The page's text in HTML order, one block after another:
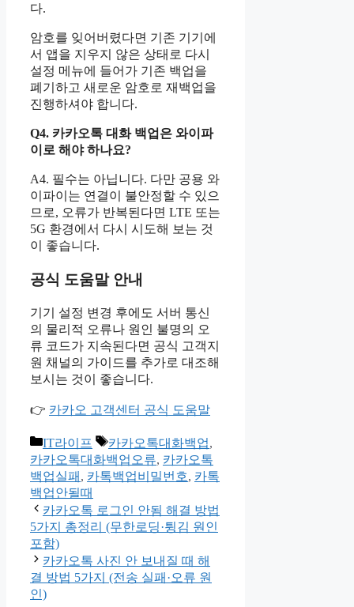
다.
암호를 잊어버렸다면 기존 기기에
서 앱을 지우지 않은 상태로 다시
설정 메뉴에 들어가 기존 백업을
폐기하고 새로운 암호로 재백업을
진행하셔야 합니다.
Q4. 카카오톡 대화 백업은 와이파
이로 해야 하나요?
A4. 필수는 아닙니다. 다만 공용 와
이파이는 연결이 불안정할 수 있으
므로, 오류가 반복된다면 LTE 또는
5G 환경에서 다시 시도해 보는 것
이 좋습니다.
공식 도움말 안내
기기 설정 변경 후에도 서버 통신
의 물리적 오류나 원인 불명의 오
류 코드가 지속된다면 공식 고객지
원 채널의 가이드를 추가로 대조해
보시는 것이 좋습니다.
👉 카카오 고객센터 공식 도움말
카
테
고
리
IT라이프
태
그
카카오톡대화백업,
카카오톡대화백업오류, 카카오톡
백업실패 , 카톡백업비밀번호, 카톡
백업안될때
카카오톡 로그인 안됨 해결 방법
5가지 총정리 (무한로딩·튕김 원인
포함)
카카오톡 사진 안 보내질 때 해
결 방법 5가지 (전송 실패·오류 원
인)